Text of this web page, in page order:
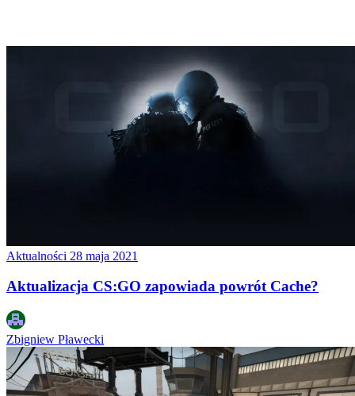
Aktualności 28 maja 2021
Aktualizacja CS:GO zapowiada powrót Cache?
Zbigniew Pławecki